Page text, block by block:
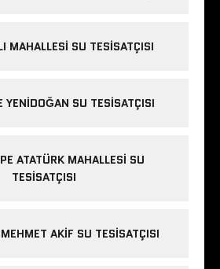
MAHALLESI SU TESISATÇISI
YENIDOĞAN SU TESISATÇISI
ATATÜRK MAHALLESI SU
TESISATÇISI
AKIF SU TESISATÇISI